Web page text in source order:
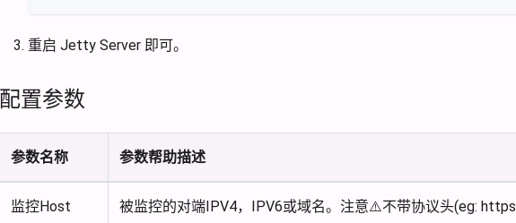
重启 Jetty Server 即可。
配置参数
参数名称 参数帮助描述
监控Host 被监控的对端IPV4，IPV6或域名。注意⚠️不带协议头(eg: